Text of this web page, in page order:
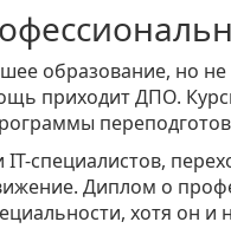
образование, но
приходит ДПО.
специалистов,
Диплом о
хотя он